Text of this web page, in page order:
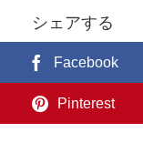
シェアする
Facebook
Pinterest